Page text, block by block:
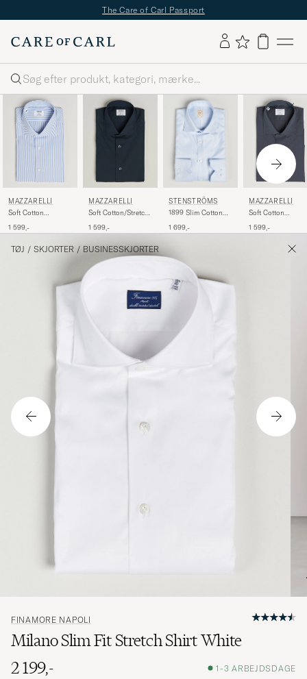
The Care of Carl Passport
Søg
MAZZARELLI
Soft Cotton
Blue Stripe
1 599,-
MAZZARELLI
Soft Cotton/Stretch
1 599,-
STENSTRÖMS
1899 Slim Cotton
Blue
1 699,-
MAZZARELLI
Soft Cotton
1 599,-
TØJ / SKJORTER / BUSINESSKJORTER
FINAMORE NAPOLI
Milano Slim Fit Stretch Shirt White
2 199,-
1-3 ARBEJDSDAGE